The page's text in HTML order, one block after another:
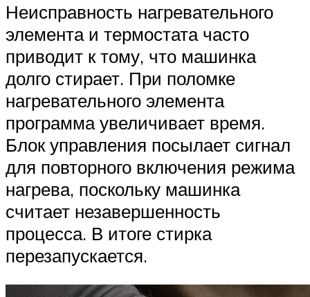
Неисправность нагревательного
элемента и термостата часто
приводит к тому, что машинка
долго стирает. При поломке
нагревательного элемента
программа увеличивает время.
Блок управления посылает сигнал
для повторного включения режима
нагрева, поскольку машинка
считает незавершенность
процесса. В итоге стирка
перезапускается.